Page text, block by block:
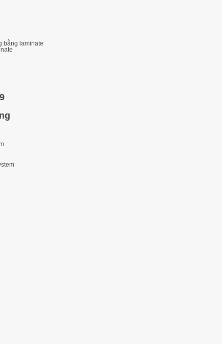
bằng laminate